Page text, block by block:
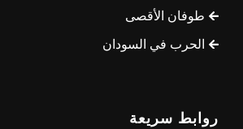
طوفان الأقصى
الحرب في السودان
روابط سريعة